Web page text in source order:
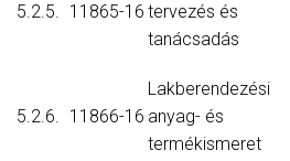
5.2.5. 11865-16 tervezés és
tanácsadás
5.2.6. 11866-16
Lakberendezési
anyag- és
termékismeret